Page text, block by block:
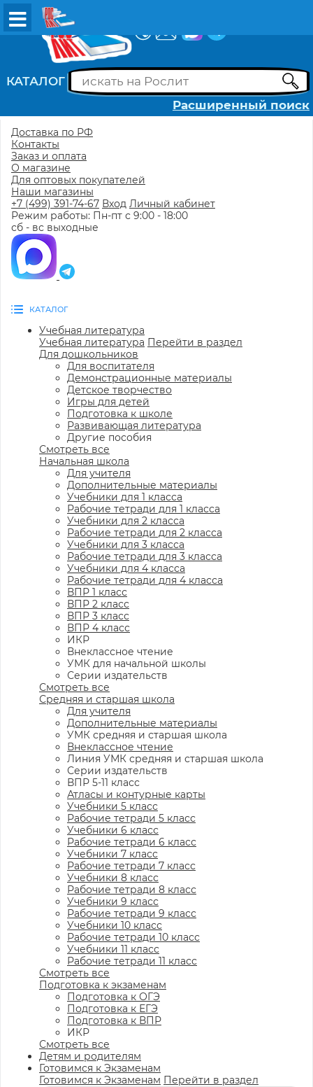
КАТАЛОГ
Расширенный поиск
Доставка по РФ
Контакты
Заказ и оплата
О магазине
Для оптовых покупателей
Наши магазины
+7 (499) 391-74-67 Вход Личный кабинет
Режим работы: Пн-пт с 9:00 - 18:00
сб - вс выходные
КАТАЛОГ
Учебная литература
Учебная литература Перейти в раздел
Для дошкольников
Для воспитателя
Демонстрационные материалы
Детское творчество
Игры для детей
Подготовка к школе
Развивающая литература
Другие пособия
Смотреть все
Начальная школа
Для учителя
Дополнительные материалы
Учебники для 1 класса
Рабочие тетради для 1 класса
Учебники для 2 класса
Рабочие тетради для 2 класса
Учебники для 3 класса
Рабочие тетради для 3 класса
Учебники для 4 класса
Рабочие тетради для 4 класса
ВПР 1 класс
ВПР 2 класс
ВПР 3 класс
ВПР 4 класс
ИКР
Внеклассное чтение
УМК для начальной школы
Серии издательств
Смотреть все
Средняя и старшая школа
Для учителя
Дополнительные материалы
УМК средняя и старшая школа
Внеклассное чтение
Линия УМК средняя и старшая школа
Серии издательств
ВПР 5-11 класс
Атласы и контурные карты
Учебники 5 класс
Рабочие тетради 5 класс
Учебники 6 класс
Рабочие тетради 6 класс
Учебники 7 класс
Рабочие тетради 7 класс
Учебники 8 класс
Рабочие тетради 8 класс
Учебники 9 класс
Рабочие тетради 9 класс
Учебники 10 класс
Рабочие тетради 10 класс
Учебники 11 класс
Рабочие тетради 11 класс
Смотреть все
Подготовка к экзаменам
Подготовка к ОГЭ
Подготовка к ЕГЭ
Подготовка к ВПР
ИКР
Смотреть все
Детям и родителям
Готовимся к Экзаменам
Готовимся к Экзаменам Перейти в раздел